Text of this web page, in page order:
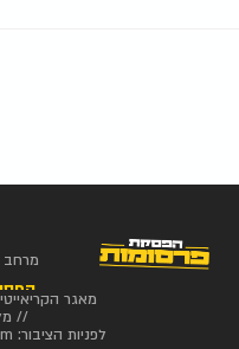
מרחב
מאגר
//
לפניות הציבור: